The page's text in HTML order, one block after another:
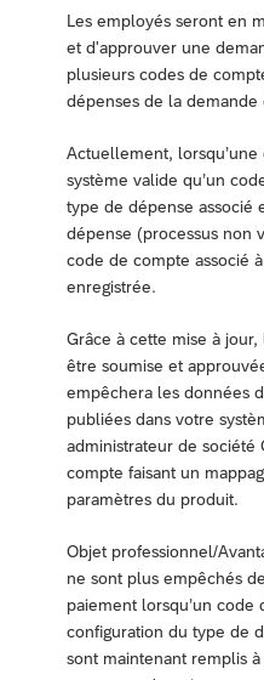
Les employés seront en
et d'approuver une
plusieurs codes de
dépenses de la demande
Actuellement,
système valide qu’un
type de dépense associé
dépense (processus non
code de compte associé
enregistrée.
Grâce à cette mise à
être soumise et
empêchera les données
publiées dans votre
administrateur de société
compte faisant un
paramètres du produit.
Objet professionnel/
ne sont plus empêchés
paiement lorsqu’un code
configuration du type de
sont maintenant remplis